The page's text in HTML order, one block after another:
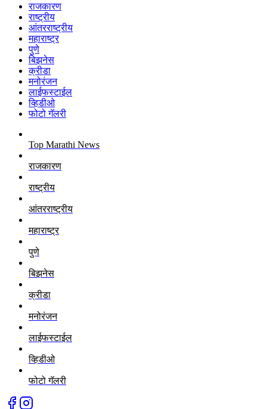
राजकारण
राष्ट्रीय
आंतरराष्ट्रीय
महाराष्ट्र
पुणे
बिझनेस
क्रीडा
मनोरंजन
लाईफस्टाईल
व्हिडीओ
फोटो गॅलरी
Top Marathi News
राजकारण
राष्ट्रीय
आंतरराष्ट्रीय
महाराष्ट्र
पुणे
बिझनेस
क्रीडा
मनोरंजन
लाईफस्टाईल
व्हिडीओ
फोटो गॅलरी